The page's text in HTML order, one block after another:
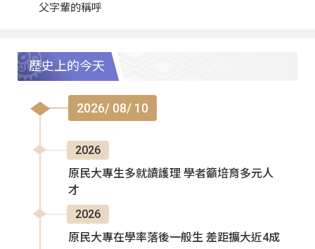
父字輩的稱呼
歷史上的今天
2026/ 08/ 10
2026
原民大專生多就讀護理 學者籲培育多元人
才
2026
原民大專在學率落後一般生 差距擴大近4成